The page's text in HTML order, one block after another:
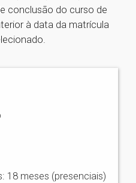
conclusão do curso de
à data da matrícula
18 meses (presenciais)